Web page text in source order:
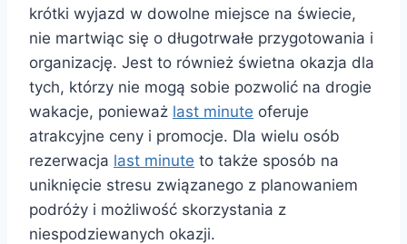
krótki wyjazd w dowolne miejsce na świecie,
nie martwiąc się o długotrwałe przygotowania i
organizację. Jest to również świetna okazja dla
tych, którzy nie mogą sobie pozwolić na drogie
wakacje, ponieważ last minute oferuje
atrakcyjne ceny i promocje. Dla wielu osób
rezerwacja last minute to także sposób na
uniknięcie stresu związanego z planowaniem
podróży i możliwość skorzystania z
niespodziewanych okazji.